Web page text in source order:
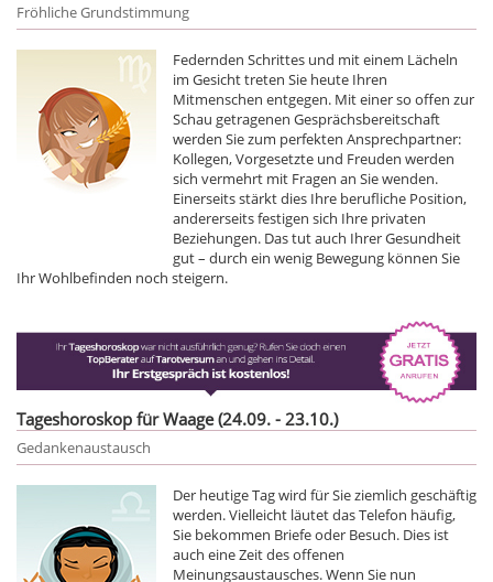
Fröhliche Grundstimmung
Federnden Schrittes und mit einem Lächeln
im Gesicht treten Sie heute Ihren
Mitmenschen entgegen. Mit einer so offen zur
Schau getragenen Gesprächsbereitschaft
werden Sie zum perfekten Ansprechpartner:
Kollegen, Vorgesetzte und Freuden werden
sich vermehrt mit Fragen an Sie wenden.
Einerseits stärkt dies Ihre berufliche Position,
andererseits festigen sich Ihre privaten
Beziehungen. Das tut auch Ihrer Gesundheit
gut – durch ein wenig Bewegung können Sie
Ihr Wohlbefinden noch steigern.
Tageshoroskop für Waage (24.09. - 23.10.)
Gedankenaustausch
Der heutige Tag wird für Sie ziemlich geschäftig
werden. Vielleicht läutet das Telefon häufig,
Sie bekommen Briefe oder Besuch. Dies ist
auch eine Zeit des offenen
Meinungsaustausches. Wenn Sie nun